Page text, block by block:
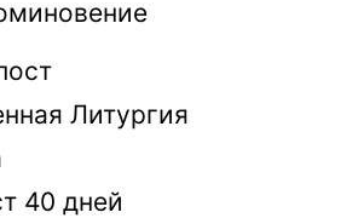
Литургия
40 дней